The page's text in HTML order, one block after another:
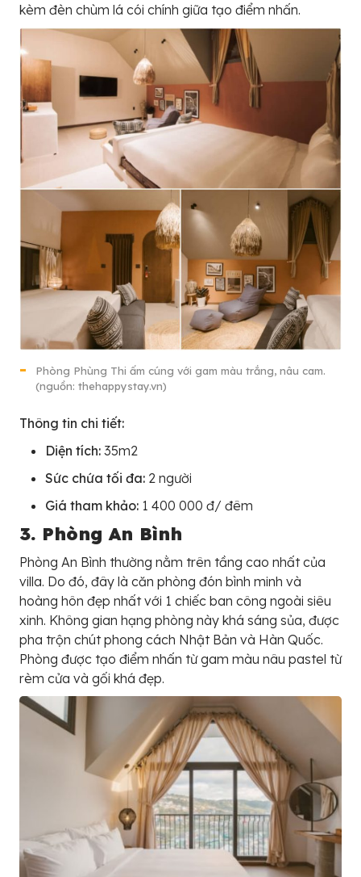
kèm đèn chùm lá cói chính giữa tạo điểm nhấn.
Phòng Phùng Thi ấm cúng với gam màu trắng, nâu cam.
(nguồn: thehappystay.vn)
Thông tin chi tiết:
Diện tích: 35m2
Sức chứa tối đa: 2 người
Giá tham khảo: 1 400 000 đ/ đêm
3. Phòng An Bình
Phòng An Bình thường nằm trên tầng cao nhất của
villa. Do đó, đây là căn phòng đón bình minh và
hoàng hôn đẹp nhất với 1 chiếc ban công ngoài siêu
xinh. Không gian hạng phòng này khá sáng sủa, được
pha trộn chút phong cách Nhật Bản và Hàn Quốc.
Phòng được tạo điểm nhấn từ gam màu nâu pastel từ
rèm cửa và gối khá đẹp.